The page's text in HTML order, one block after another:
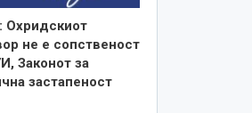
Охридскиот
не е сопственост
Законот за
застапеност